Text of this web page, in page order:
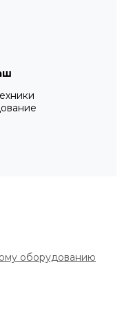
оборудованию